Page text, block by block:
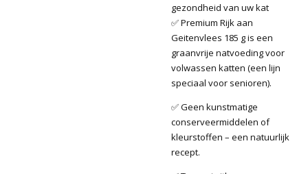
gezondheid van uw kat
✅ Premium Rijk aan
Geitenvlees 185 g is een
graanvrije natvoeding voor
volwassen katten (een lijn
speciaal voor senioren).
✅ Geen kunstmatige
conserveermiddelen of
kleurstoffen – een natuurlijk
recept.